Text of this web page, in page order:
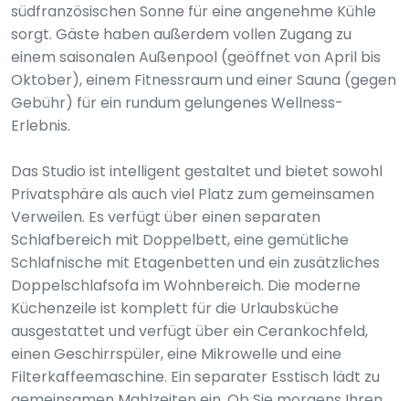
südfranzösischen Sonne für eine angenehme Kühle
sorgt. Gäste haben außerdem vollen Zugang zu
einem saisonalen Außenpool (geöffnet von April bis
Oktober), einem Fitnessraum und einer Sauna (gegen
Gebühr) für ein rundum gelungenes Wellness-
Erlebnis.
Das Studio ist intelligent gestaltet und bietet sowohl
Privatsphäre als auch viel Platz zum gemeinsamen
Verweilen. Es verfügt über einen separaten
Schlafbereich mit Doppelbett, eine gemütliche
Schlafnische mit Etagenbetten und ein zusätzliches
Doppelschlafsofa im Wohnbereich. Die moderne
Küchenzeile ist komplett für die Urlaubsküche
ausgestattet und verfügt über ein Cerankochfeld,
einen Geschirrspüler, eine Mikrowelle und eine
Filterkaffeemaschine. Ein separater Esstisch lädt zu